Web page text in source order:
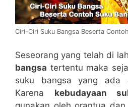
Ciri-Ciri Suku Bangsa Beserta
Seseorang yang telah di
bangsa tertentu maka
suku bangsa yang ada
Karena kebudayaan